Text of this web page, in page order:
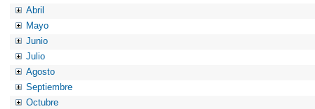
Abril
Mayo
Junio
Julio
Agosto
Septiembre
Octubre